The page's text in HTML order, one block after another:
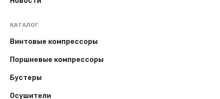
КАТАЛОГ
Винтовые компрессоры
Поршневые компрессоры
Бустеры
Осушители